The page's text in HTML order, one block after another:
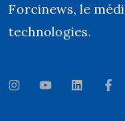
Forcinews, le
technologies.